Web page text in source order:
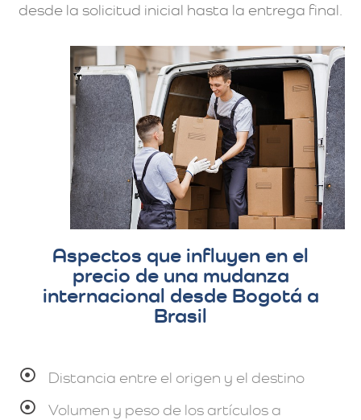
desde la solicitud inicial hasta la entrega final.
Aspectos que influyen en el
precio de una mudanza
internacional desde Bogotá a
Brasil
Distancia entre el origen y el destino
Volumen y peso de los artículos a